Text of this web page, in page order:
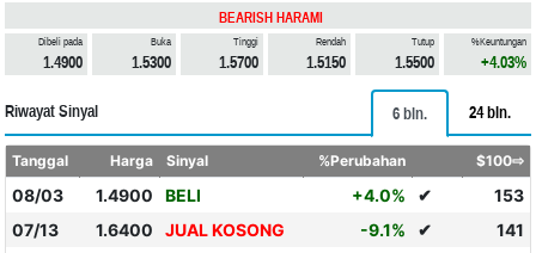
BEARISH HARAMI
Dibeli pada
1.4900
Buka
1.5300
Tinggi
1.5700
Rendah
1.5150
Tutup
1.5500
%Keuntungan
+4.03%
Riwayat Sinyal 6 bln. 24 bln.
Tanggal Harga Sinyal %Perubahan $100⇨
08/03 1.4900 BELI +4.0% ✔
153
07/13
1.6400 JUAL KOSONG -9.1% ✔
141